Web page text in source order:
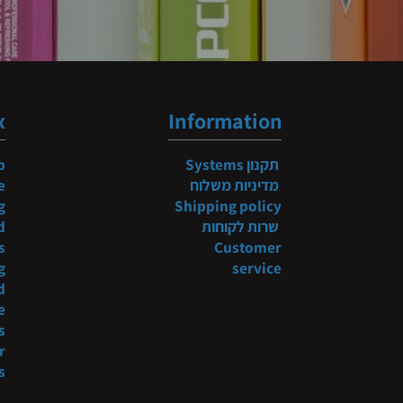
Information
Systems
מדיניות משלוח
Shipping policy
שרות לקוחות
and
more